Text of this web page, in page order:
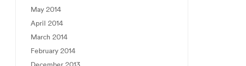
May 2014
April 2014
March 2014
February 2014